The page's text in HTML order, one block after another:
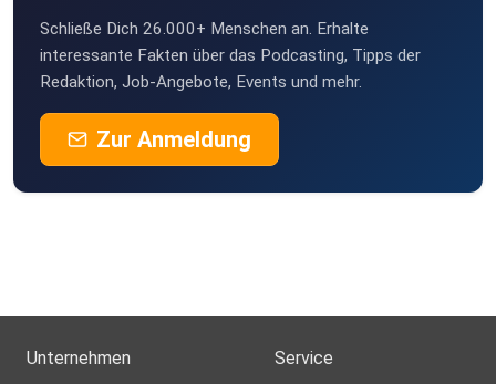
Schließe Dich 26.000+ Menschen an. Erhalte
interessante Fakten über das Podcasting, Tipps der
Redaktion, Job-Angebote, Events und mehr.
Zur Anmeldung
Unternehmen Service